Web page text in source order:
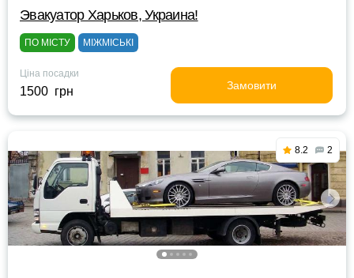
Эвакуатор Харьков, Украина!
ПО МІСТУ МІЖМІСЬКІ
Ціна посадки
1500 грн Замовити
8.2 2